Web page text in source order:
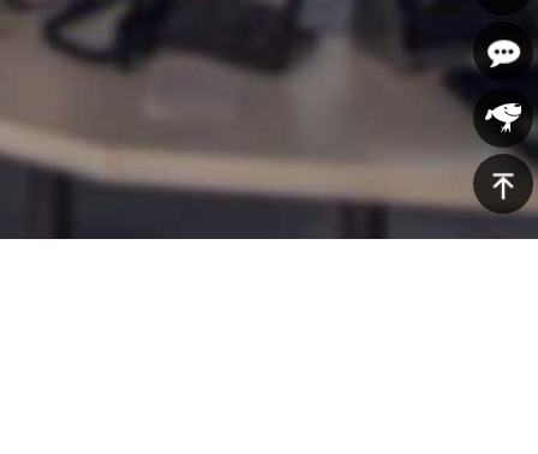
400-
607-
5688
在线咨
京东商
返回顶